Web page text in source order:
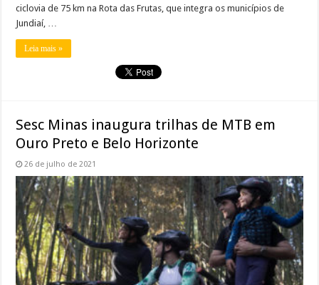
ciclovia de 75 km na Rota das Frutas, que integra os municípios de
Jundiaí, …
Leia mais »
Sesc Minas inaugura trilhas de MTB em
Ouro Preto e Belo Horizonte
26 de julho de 2021